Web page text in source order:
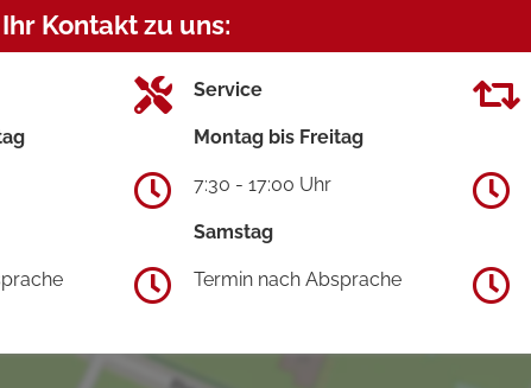
Ihr Kontakt zu uns:
Service
Montag bis Freitag
7:30 - 17:00 Uhr
Samstag
Termin nach Absprache